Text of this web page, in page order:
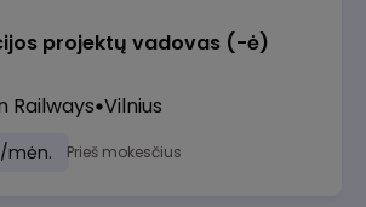
projektų vadovas (-ė)
Railways Vilnius
mėn. Prieš mokesčius